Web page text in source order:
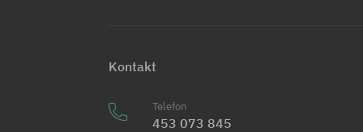
Kontakt
Telefon
453 073 845